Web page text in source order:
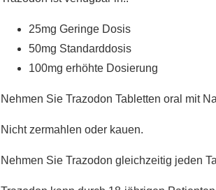
25mg Geringe Dosis
50mg Standarddosis
100mg erhöhte Dosierung
Nehmen Sie Trazodon Tabletten oral mit
Nicht zermahlen oder kauen.
Nehmen Sie Trazodon gleichzeitig jeden